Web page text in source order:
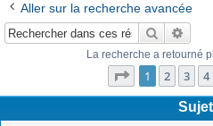
Aller sur la recherche avancée
Rechercher
La recherche a retourné
Page 1sur20
1 2 3 4